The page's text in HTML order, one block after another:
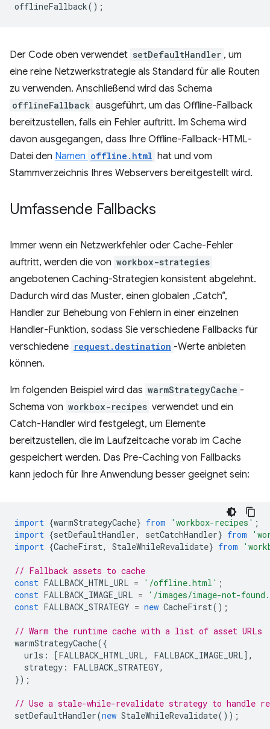
offlineFallback();
Der Code oben verwendet setDefaultHandler , um
eine reine Netzwerkstrategie als Standard für alle Routen
zu verwenden. Anschließend wird das Schema
offlineFallback ausgeführt, um das Offline-Fallback
bereitzustellen, falls ein Fehler auftritt. Im Schema wird
davon ausgegangen, dass Ihre Offline-Fallback-HTML-
Datei den Namen offline.html hat und vom
Stammverzeichnis Ihres Webservers bereitgestellt wird.
Umfassende Fallbacks
Immer wenn ein Netzwerkfehler oder Cache-Fehler
auftritt, werden die von workbox-strategies
angebotenen Caching-Strategien konsistent abgelehnt.
Dadurch wird das Muster, einen globalen „Catch“,
Handler zur Behebung von Fehlern in einer einzelnen
Handler-Funktion, sodass Sie verschiedene Fallbacks für
verschiedene request.destination -Werte anbieten
können.
Im folgenden Beispiel wird das warmStrategyCache -
Schema von workbox-recipes verwendet und ein
Catch-Handler wird festgelegt, um Elemente
bereitzustellen, die im Laufzeitcache vorab im Cache
gespeichert werden. Das Pre-Caching von Fallbacks
kann jedoch für Ihre Anwendung besser geeignet sein:
import {warmStrategyCache} from 'workbox-recipes' ;
import {setDefaultHandler, setCatchHandler} from
import {CacheFirst, StaleWhileRevalidate} from
// Fallback assets to cache
const FALLBACK_HTML_URL = '/offline.html' ;
const FALLBACK_IMAGE_URL =
'/images/image-not-
const FALLBACK_STRATEGY = new CacheFirst();
// Warm the runtime cache with a list of asset URLs
warmStrategyCache({
urls : [FALLBACK_HTML_URL, FALLBACK_IMAGE_URL],
strategy : FALLBACK_STRATEGY,
});
// Use a stale-while-revalidate strategy to handle
setDefaultHandler(new StaleWhileRevalidate());